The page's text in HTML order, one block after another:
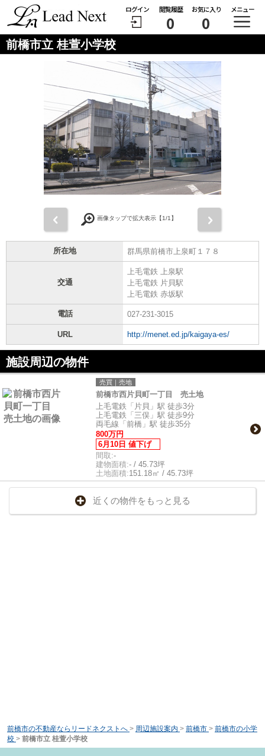
ログイン 閲覧履歴
0
お気に入り
0
メニュー
前橋市立 桂萱小学校
画像タップで拡大表示【1/1】
所在地 群馬県前橋市上泉町１７８
交通
上毛電鉄 上泉駅
上毛電鉄 片貝駅
上毛電鉄 赤坂駅
電話 027-231-3015
URL http://menet.ed.jp/kaigaya-es/
施設周辺の物件
売買｜売地
前橋市西片貝町一丁目 売土地
上毛電鉄「片貝」駅 徒歩3分
上毛電鉄「三俣」駅 徒歩9分
両毛線「前橋」駅 徒歩35分
800万円
6月10日 値下げ
間取:-
建物面積:- / 45.73坪
土地面積:151.18㎡ / 45.73坪
近くの物件をもっと見る
前橋市の不動産ならリードネクストへ > 周辺施設案内 > 前橋市 > 前橋市の小学
校 > 前橋市立 桂萱小学校